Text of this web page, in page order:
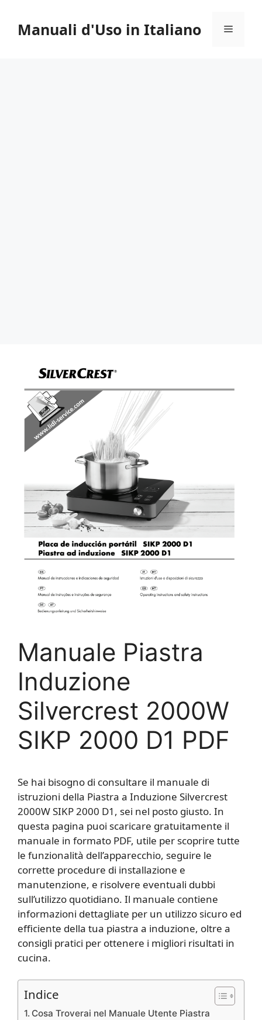
contenuto
Manuali d'Uso in Italiano Menu
Manuale Piastra
Induzione
Silvercrest 2000W
SIKP 2000 D1 PDF
Se hai bisogno di consultare il manuale di
istruzioni della Piastra a Induzione Silvercrest
2000W SIKP 2000 D1, sei nel posto giusto. In
questa pagina puoi scaricare gratuitamente il
manuale in formato PDF, utile per scoprire tutte
le funzionalità dell’apparecchio, seguire le
corrette procedure di installazione e
manutenzione, e risolvere eventuali dubbi
sull’utilizzo quotidiano. Il manuale contiene
informazioni dettagliate per un utilizzo sicuro ed
efficiente della tua piastra a induzione, oltre a
consigli pratici per ottenere i migliori risultati in
cucina.
Indice
Cosa Troverai nel Manuale Utente Piastra